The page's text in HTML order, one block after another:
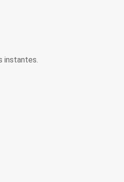
instantes.